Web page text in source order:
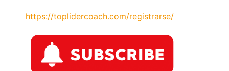
https://toplidercoach.com/registrarse/